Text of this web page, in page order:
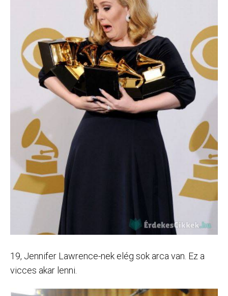
19, Jennifer Lawrence-nek elég sok arca van. Ez a
vicces akar lenni.